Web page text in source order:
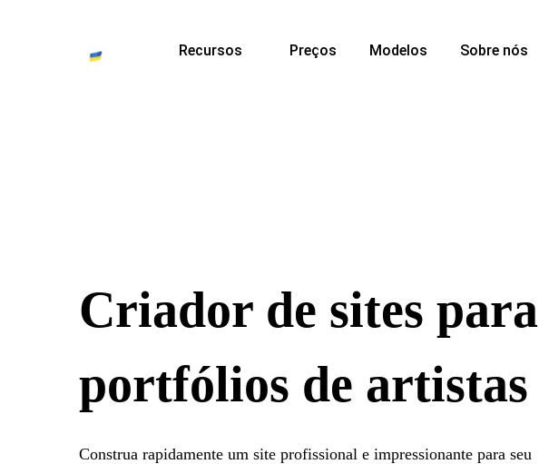
Recursos Preços Modelos Sobre nós
Criador de sites para
portfólios de artistas
Construa rapidamente um site profissional e impressionante para seu